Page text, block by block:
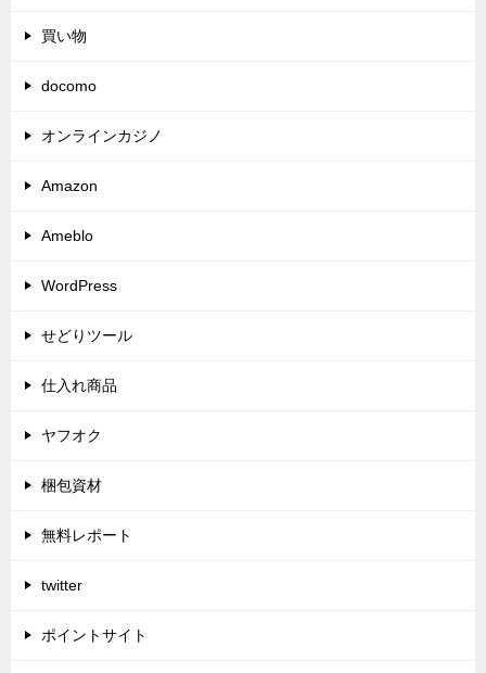
買い物
docomo
オンラインカジノ
Amazon
Ameblo
WordPress
せどりツール
仕入れ商品
ヤフオク
梱包資材
無料レポート
twitter
ポイントサイト